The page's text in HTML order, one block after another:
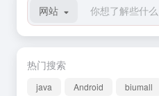
网站
热门搜索
java Android biumall